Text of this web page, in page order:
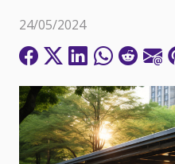
24/05/2024